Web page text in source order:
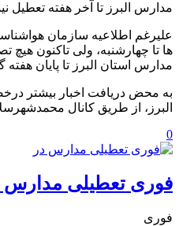
مدارس البرز تا آخر هفته تعطیل
علیرغم اطلاعیه سازمان
ها تا چهارشنبه، ولی تاکنون
مدارس استان البرز تا پایان
به محض دریافت اخبار بیشتر
البرز، از طریق کانال
0
فوری تعطیلی مدارس
فوری